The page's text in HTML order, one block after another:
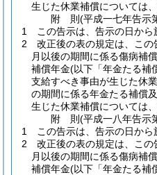
生じた休業補償については
附 則(平成一七年告示
1
この告示は、告示の日から
2
改正後の表の規定は、こ
月以後の期間に係る傷病補
補償年金(以下「年金たる補
支給すべき事由が生じた休
の期間に係る年金たる補償
生じた休業補償については
附 則(平成一八年告示
1
この告示は、告示の日から
2
改正後の表の規定は、こ
月以後の期間に係る傷病補
補償年金(以下「年金たる補